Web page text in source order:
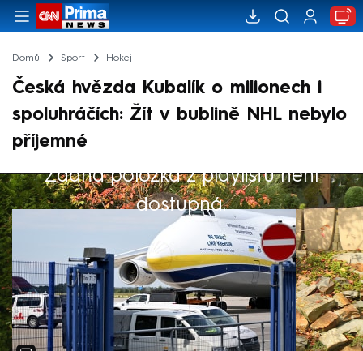
Domů Sport Hokej
Česká hvězda Kubalík o milionech i
spoluhráčích: Žít v bublině NHL nebylo
příjemné
Žádná položka z playlistu není
dostupná.
Výběr redakce